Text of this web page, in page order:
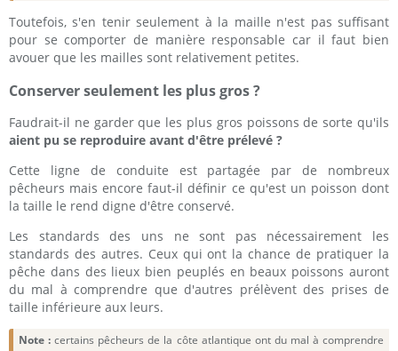
Toutefois, s'en tenir seulement à la maille n'est pas suffisant
pour se comporter de manière responsable car il faut bien
avouer que les mailles sont relativement petites.
Conserver seulement les plus gros ?
Faudrait-il ne garder que les plus gros poissons de sorte qu'ils
aient pu se reproduire avant d'être prélevé ?
Cette ligne de conduite est partagée par de nombreux
pêcheurs mais encore faut-il définir ce qu'est un poisson dont
la taille le rend digne d'être conservé.
Les standards des uns ne sont pas nécessairement les
standards des autres. Ceux qui ont la chance de pratiquer la
pêche dans des lieux bien peuplés en beaux poissons auront
du mal à comprendre que d'autres prélèvent des prises de
taille inférieure aux leurs.
Note : certains pêcheurs de la côte atlantique ont du mal à comprendre